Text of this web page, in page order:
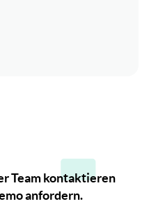
Team kontaktieren
anfordern.